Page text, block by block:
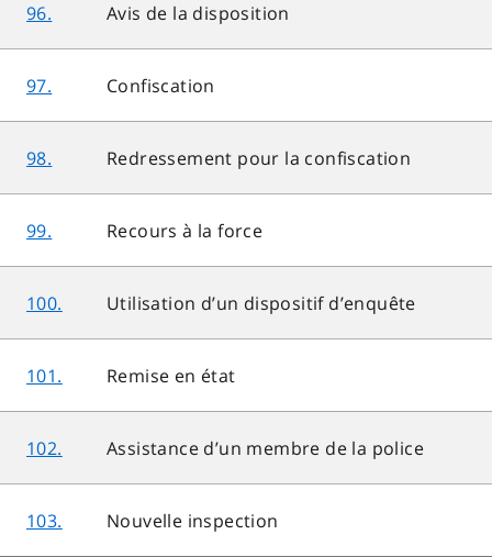
96. Avis de la disposition
97. Confiscation
98. Redressement pour la confiscation
99. Recours à la force
100. Utilisation d’un dispositif d’enquête
101. Remise en état
102. Assistance d’un membre de la police
103. Nouvelle inspection